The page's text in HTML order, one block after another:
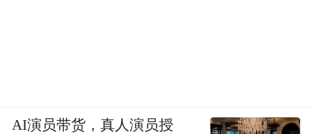
AI演员带货，真人演员授